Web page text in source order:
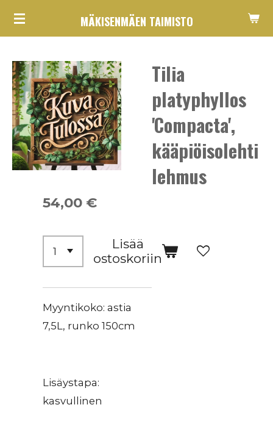
Siirry
MÄKISENMÄEN TAIMISTO
Tilia
platyphyllos
'Compacta',
kääpiöisolehti
lehmus
54,00 €
Lisää
ostoskoriin
Myyntikoko: astia
7,5L, runko 150cm
Lisäystapa:
kasvullinen